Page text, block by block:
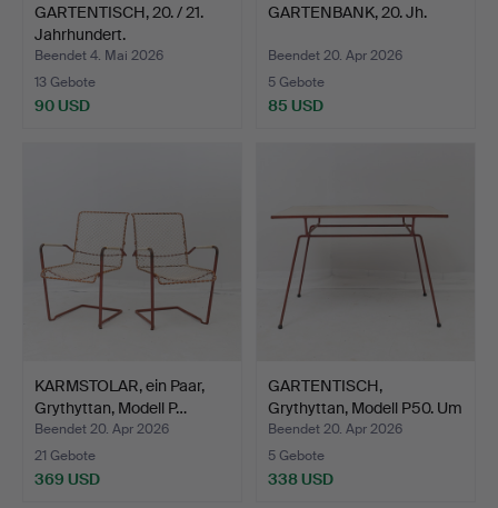
GARTENTISCH, 20. / 21.
Jahrhundert.
Beendet 4. Mai 2026
13 Gebote
90 USD
GARTENBANK, 20. Jh.
Beendet 20. Apr 2026
5 Gebote
85 USD
KARMSTOLAR, ein Paar,
Grythyttan, Modell P…
Beendet 20. Apr 2026
21 Gebote
369 USD
GARTENTISCH,
Grythyttan, Modell P50. Um
di…
Beendet 20. Apr 2026
5 Gebote
338 USD